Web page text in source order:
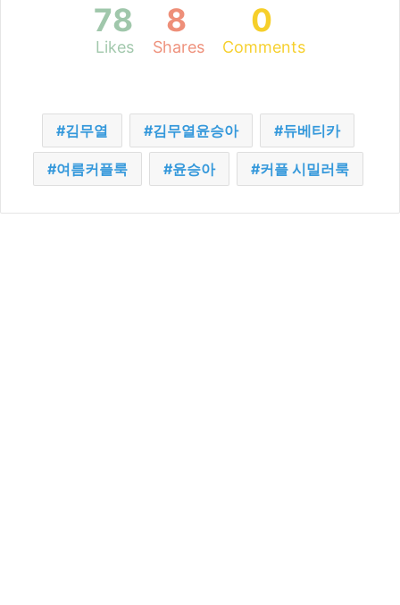
78
Likes
8
Shares
0
Comments
김무열 김무열윤승아 듀베티카
여름커플룩 윤승아 커플 시밀러룩